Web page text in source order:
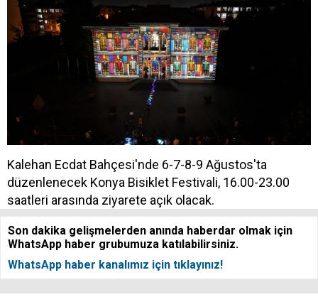
Kalehan Ecdat Bahçesi'nde 6-7-8-9 Ağustos'ta
düzenlenecek Konya Bisiklet Festivali, 16.00-23.00
saatleri arasında ziyarete açık olacak.
Son dakika gelişmelerden anında haberdar olmak için
WhatsApp haber grubumuza katılabilirsiniz.
WhatsApp haber kanalımız için tıklayınız!